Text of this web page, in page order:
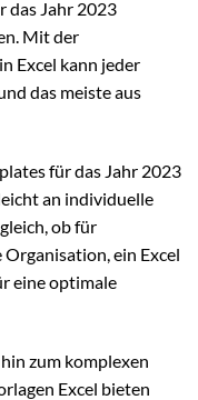
das Jahr 2023
Mit der
in Excel kann jeder
das meiste aus
für das Jahr 2023
an individuelle
ob für
ein Excel
eine optimale
zum komplexen
Excel bieten